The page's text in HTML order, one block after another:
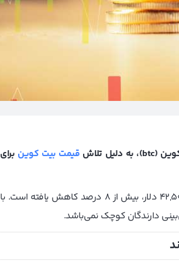
قیمت بیت کوین برای
قیمت بیتکوین، بزرگترین ارز دیجیتال، از بالاترین سطح اخیر خود یعنی بالای 42,500 دلار، بیش از 8 درصد کاهش یافته است. با
دارندگان کوچک نمی‌باشد.